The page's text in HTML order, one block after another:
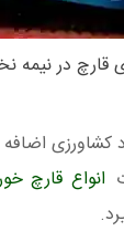
انواع قارچ